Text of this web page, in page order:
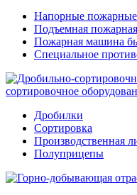
Напорные
Подъемная
Пожарная машина
Специальное
сортировочное
Дробилки
Сортировка
Производственная
Полуприцепы